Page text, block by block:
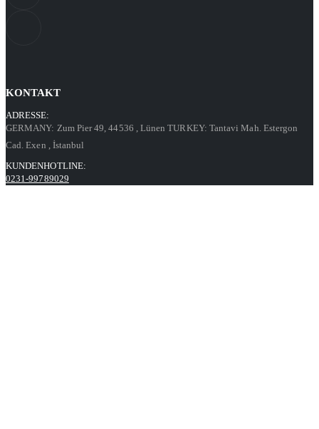
KONTAKT
ADRESSE:
GERMANY: Zum Pier 49, 44536
, LünenTURKEY: Tantavi Mah. Estergon
Cad. Exen
, İstanbul
KUNDENHOTLINE:
0231-99789029